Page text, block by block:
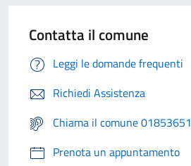
Contatta il comune
Leggi le domande frequenti
Richiedi Assistenza
Chiama il comune 01853651
Prenota un appuntamento